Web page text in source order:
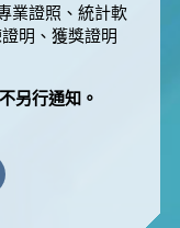
業證照、統計軟
明、獲獎證明
另行通知。